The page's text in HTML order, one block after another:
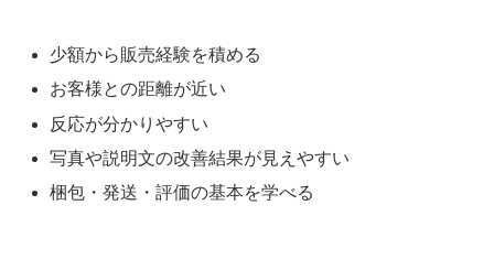
少額から販売経験を積める
お客様との距離が近い
反応が分かりやすい
写真や説明文の改善結果が見えやすい
梱包・発送・評価の基本を学べる